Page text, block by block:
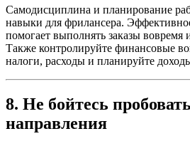
Самодисциплина и планирование
навыки для фрилансера.
помогает выполнять заказы вовремя
Также контролируйте финансовые
налоги, расходы и планируйте
8. Не бойтесь
направления